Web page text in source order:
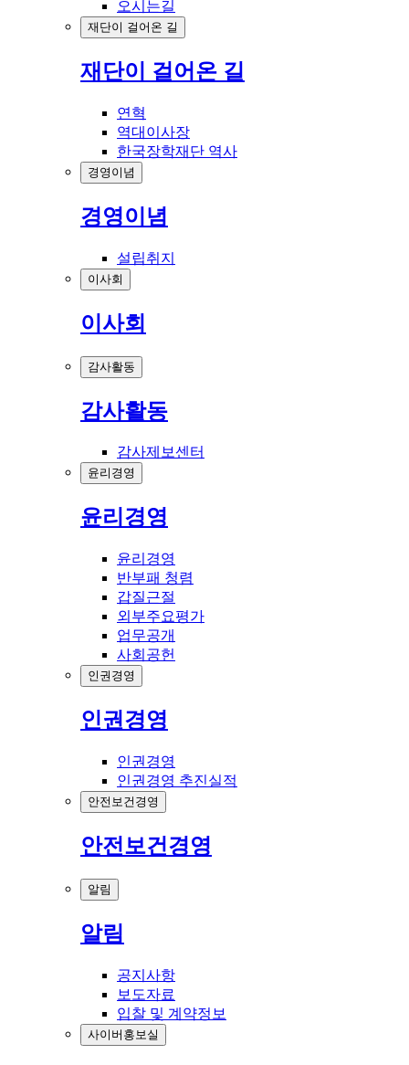
오시는길
재단이 걸어온 길
재단이 걸어온 길
연혁
역대이사장
한국장학재단 역사
경영이념
경영이념
설립취지
이사회
이사회
감사활동
감사활동
감사제보센터
윤리경영
윤리경영
윤리경영
반부패 청렴
갑질근절
외부주요평가
업무공개
사회공헌
인권경영
인권경영
인권경영
인권경영 추진실적
안전보건경영
안전보건경영
알림
알림
공지사항
보도자료
입찰 및 계약정보
사이버홍보실